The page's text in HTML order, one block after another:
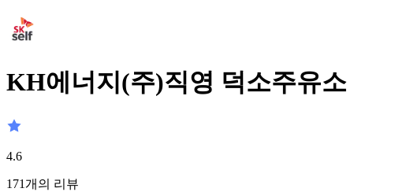
KH에너지(주)직영 덕소주유소
4.6
171개의 리뷰